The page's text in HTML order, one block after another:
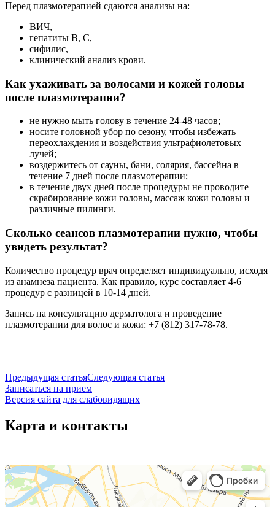
Перед плазмотерапией сдаются анализы на:
ВИЧ,
гепатиты В, С,
сифилис,
клинический анализ крови.
Как ухаживать за волосами и кожей головы
после плазмотерапии?
не нужно мыть голову в течение 24-48 часов;
носите головной убор по сезону, чтобы избежать
переохлаждения и воздействия ультрафиолетовых
лучей;
воздержитесь от сауны, бани, солярия, бассейна в
течение 7 дней после плазмотерапии;
в течение двух дней после процедуры не проводите
скрабирование кожи головы, массаж кожи головы и
различные пилинги.
Сколько сеансов плазмотерапии нужно, чтобы
увидеть результат?
Количество процедур врач определяет индивидуально, исходя
из анамнеза пациента. Как правило, курс составляет 4-6
процедур с разницей в 10-14 дней.
Запись на консультацию дерматолога и проведение
плазмотерапии для волос и кожи: +7 (812) 317-78-78.
Предыдущая статьяСледующая статья
Записаться на прием
Версия сайта для слабовидящих
Карта и контакты